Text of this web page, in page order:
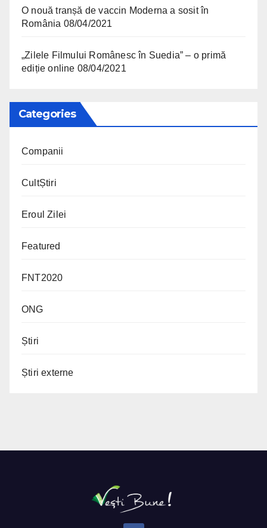
O nouă tranșă de vaccin Moderna a sosit în
România 08/04/2021
„Zilele Filmului Românesc în Suedia” – o primă
ediție online 08/04/2021
Categories
Companii
CultȘtiri
Eroul Zilei
Featured
FNT2020
ONG
Știri
Știri externe